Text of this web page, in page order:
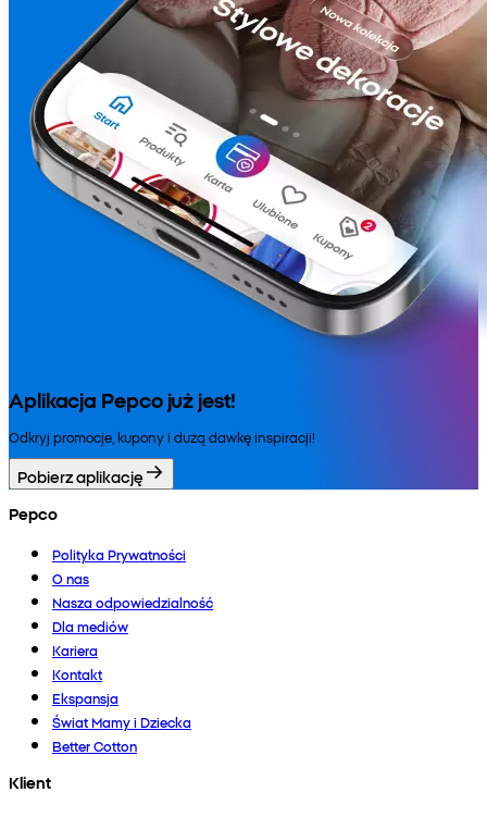
Aplikacja Pepco już jest!
Odkryj promocje, kupony i dużą dawkę inspiracji!
Pobierz aplikację
Pepco
Polityka Prywatności
O nas
Nasza odpowiedzialność
Dla mediów
Kariera
Kontakt
Ekspansja
Świat Mamy i Dziecka
Better Cotton
Klient